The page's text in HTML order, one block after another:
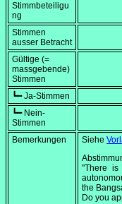
Stimmbeteiligu
ng
Stimmen
ausser Betracht
Gültige (=
massgebende)
Stimmen
┗━ Ja-Stimmen
┗━ Nein-
Stimmen
Bemerkungen Siehe
"There
the
Do you